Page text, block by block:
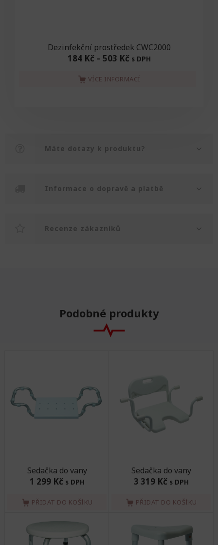
Dezinfekční prostředek CWC2000
184 Kč– 503 Kč s DPH
VÍCE INFORMACÍ
Máte dotazy k produktu?
Informace o dopravě a platbě
Recenze zákazníků
Podobné produkty
Sedačka do vany
1 299 Kč s DPH
PŘIDAT DO KOŠÍKU
Sedačka do vany
3 319 Kč s DPH
PŘIDAT DO KOŠÍKU